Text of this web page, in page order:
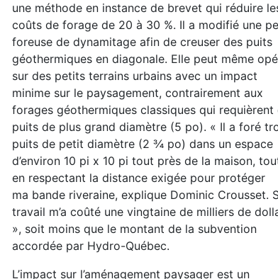
une méthode en instance de brevet qui réduire
coûts de forage de 20 à 30 %. Il a modifié une
foreuse de dynamitage afin de creuser des puits
géothermiques en diagonale. Elle peut même
sur des petits terrains urbains avec un impact
minime sur le paysagement, contrairement aux
forages géothermiques classiques qui requièrent
puits de plus grand diamètre (5 po). « Il a foré
puits de petit diamètre (2 ¾ po) dans un espace
d’environ 10 pi x 10 pi tout près de la maison,
en respectant la distance exigée pour protéger
ma bande riveraine, explique Dominic Crousset.
travail m’a coûté une vingtaine de milliers de
», soit moins que le montant de la subvention
accordée par Hydro-Québec.
L’impact sur l’aménagement paysager est un